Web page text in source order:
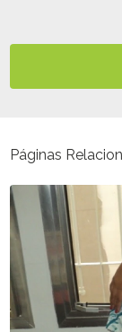
Páginas